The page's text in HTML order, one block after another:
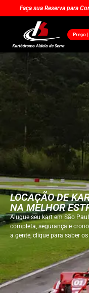
Faça sua Reserva para
Preço
LOCAÇÃO DE
NA MELHOR
Alugue seu kart em São
completa, segurança e
a gente, clique para saber